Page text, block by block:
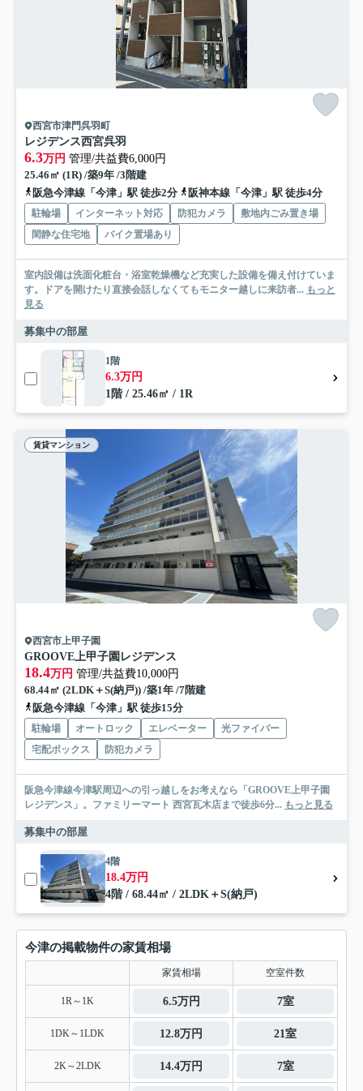
西宮市津門呉羽町
レジデンス西宮呉羽
6.3万円 管理/共益費6,000円
25.46㎡ (1R) /築9年 /3階建
阪急今津線「今津」駅 徒歩2分
阪神本線「今津」駅 徒歩4分
駐輪場 インターネット対応 防犯カメラ
敷地内ごみ置き場
閑静な住宅地
バイク置場あり
室内設備は洗面化粧台・浴室乾燥機など充実した設備を備え付けていま
す。ドアを開けたり直接会話しなくてもモニター越しに来訪者... もっと
見る
募集中の部屋
1階
6.3万円
1階 / 25.46㎡ / 1R
賃貸マンション
西宮市上甲子園
GROOVE上甲子園レジデンス
18.4万円 管理/共益費10,000円
68.44㎡ (2LDK＋S(納戸)) /築1年 /7階建
阪急今津線「今津」駅 徒歩15分
駐輪場 オートロック エレベーター
光ファイバー
宅配ボックス
防犯カメラ
阪急今津線今津駅周辺への引っ越しをお考えなら「GROOVE上甲子園
レジデンス」。ファミリーマート 西宮瓦木店まで徒歩6分... もっと見る
募集中の部屋
4階
18.4万円
4階 / 68.44㎡ / 2LDK＋S(納戸)
今津の掲載物件の家賃相場
家賃相場 空室件数
1R～1K 6.5万円 7室
1DK～1LDK 12.8万円 21室
2K～2LDK 14.4万円 7室